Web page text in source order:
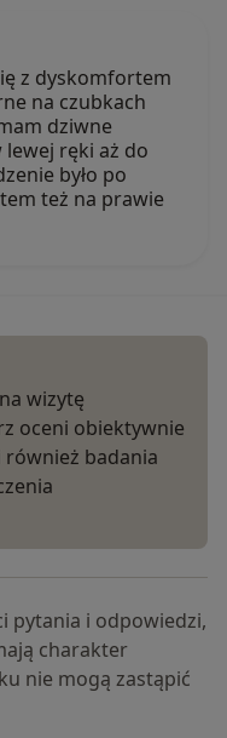
z dyskomfortem
na czubkach
dziwne
ręki aż do
było po
też na prawie
wizytę
oceni obiektywnie
również badania
pytania i odpowiedzi,
charakter
nie mogą zastąpić